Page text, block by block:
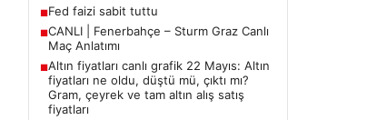
■Fed faizi sabit tuttu
■CANLI | Fenerbahçe – Sturm Graz Canlı
Maç Anlatımı
■Altın fiyatları canlı grafik 22 Mayıs: Altın
fiyatları ne oldu, düştü mü, çıktı mı?
Gram, çeyrek ve tam altın alış satış
fiyatları